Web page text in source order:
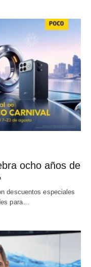
ocho años de
descuentos especiales
para…